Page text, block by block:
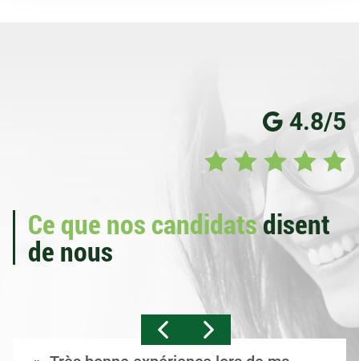
4.8/5
Ce que nos candidatsdisent
de nous